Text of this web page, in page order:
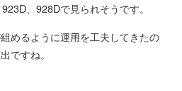
、928Dで見られそうです。
めるように運用を工夫してきたの
ですね。